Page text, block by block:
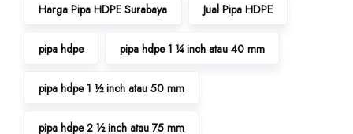
Harga Pipa HDPE Surabaya Jual Pipa HDPE
pipa hdpe pipa hdpe 1 ¼ inch atau 40 mm
pipa hdpe 1 ½ inch atau 50 mm
pipa hdpe 2 ½ inch atau 75 mm